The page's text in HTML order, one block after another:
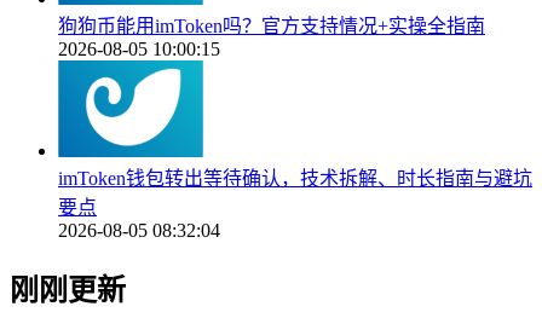
狗狗币能用imToken吗？官方支持情况+实操全指南
2026-08-05 10:00:15
imToken钱包转出等待确认，技术拆解、时长指南与避坑
要点
2026-08-05 08:32:04
刚刚更新